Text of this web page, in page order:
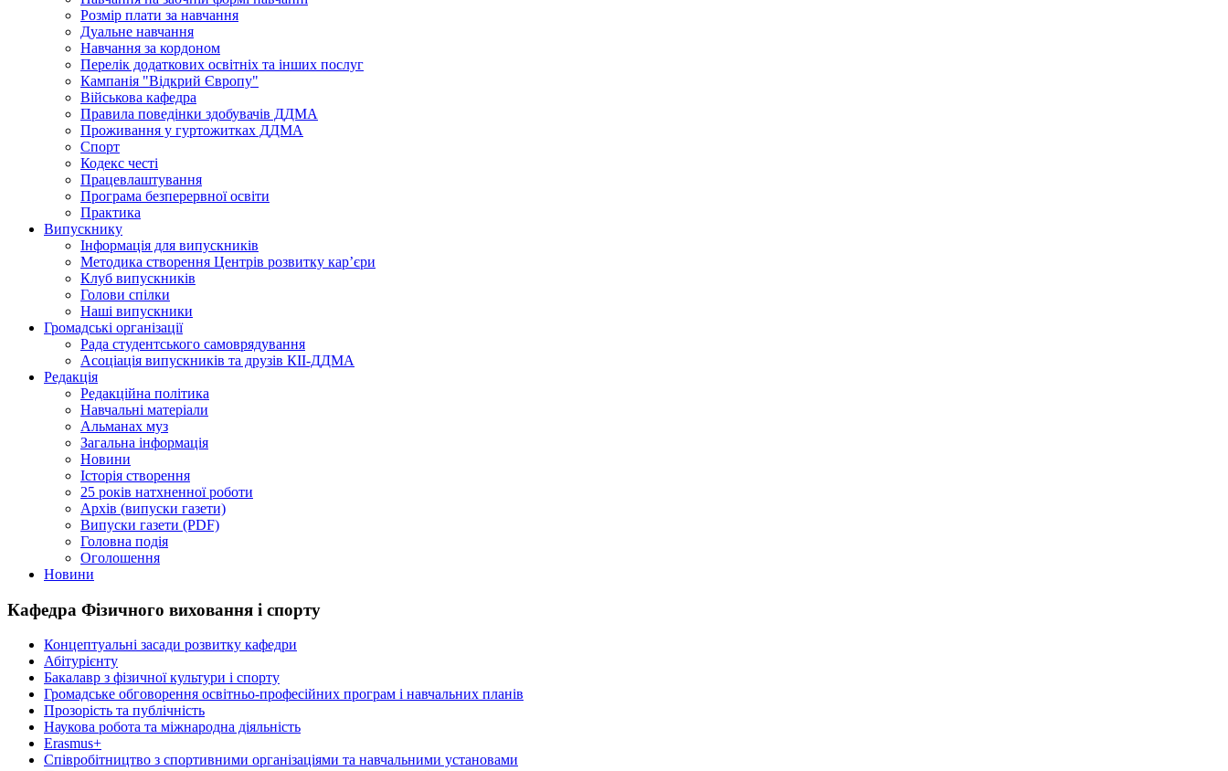
Розмір плати за навчання
Дуальне навчання
Навчання за кордоном
Перелік додаткових освітніх та інших послуг
Кампанія "Відкрий Європу"
Військова кафедра
Правила поведінки здобувачів ДДМА
Проживання у гуртожитках ДДМА
Спорт
Кодекс честі
Працевлаштування
Програма безперервної освіти
Практика
Випускнику
Інформація для випускників
Методика створення Центрів розвитку кар’єри
Клуб випускників
Голови спілки
Наші випускники
Громадські організації
Рада студентського самоврядування
Асоціація випускників та друзів КІІ-ДДМА
Редакція
Редакційна політика
Навчальні матеріали
Альманах муз
Загальна інформація
Новини
Історія створення
25 років натхненної роботи
Архів (випуски газети)
Випуски газети (PDF)
Головна подія
Оголошення
Новини
Кафедра Фізичного виховання і спорту
Концептуальні засади розвитку кафедри
Абітурієнту
Бакалавр з фізичної культури і спорту
Громадське обговорення освітньо-професійних програм і навчальних планів
Прозорість та публічність
Наукова робота та міжнародна діяльність
Erasmus+
Співробітництво з спортивними організаціями та навчальними установами